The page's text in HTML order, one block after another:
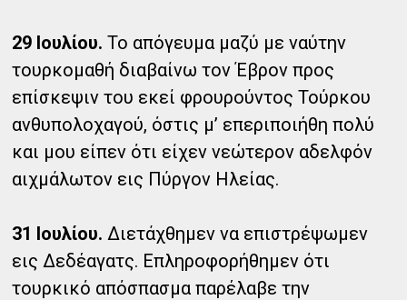
29 Ιουλίου. Το απόγευμα μαζύ με ναύτην
τουρκομαθή διαβαίνω τον Έβρον προς
επίσκεψιν του εκεί φρουρούντος Τούρκου
ανθυπολοχαγού, όστις μ’ επεριποιήθη πολύ
και μου είπεν ότι είχεν νεώτερον αδελφόν
αιχμάλωτον εις Πύργον Ηλείας.
31 Ιουλίου. Διετάχθημεν να επιστρέψωμεν
εις Δεδέαγατς. Επληροφορήθημεν ότι
τουρκικό απόσπασμα παρέλαβε την